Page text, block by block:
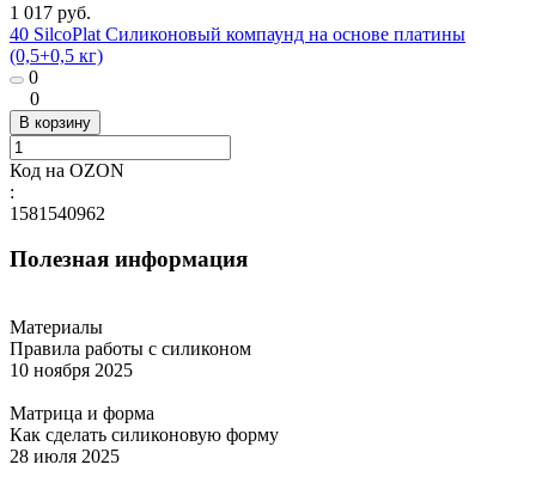
1 017 руб.
40 SilcoPlat Силиконовый компаунд на основе платины
(0,5+0,5 кг)
0
0
В корзину
Код на OZON
:
1581540962
Полезная информация
Материалы
Правила работы с силиконом
10 ноября 2025
Матрица и форма
Как сделать силиконовую форму
28 июля 2025